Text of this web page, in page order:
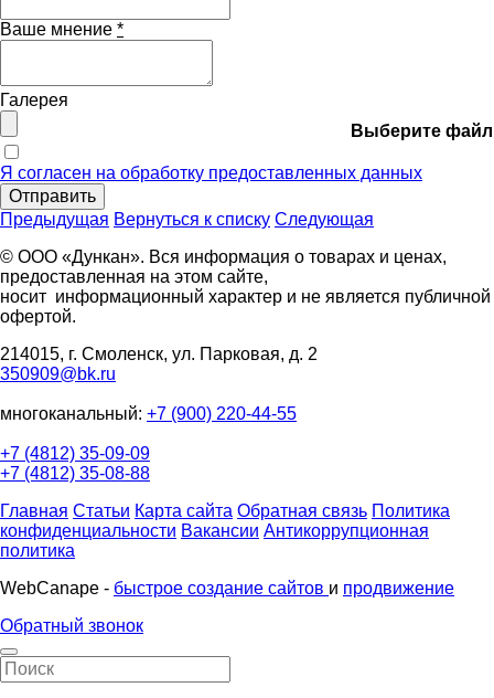
Ваше мнение *
Галерея
Выберите файл
Я согласен на обработку предоставленных данных
Отправить
Предыдущая Вернуться к списку Следующая
© ООО «Дункан». Вся информация о товарах и ценах,
предоставленная на этом сайте,
носит информационный характер и не является публичной
офертой.
214015, г. Смоленск, ул. Парковая, д. 2
350909@bk.ru
многоканальный: +7 (900) 220-44-55
+7 (4812) 35-09-09
+7 (4812) 35-08-88
Главная Статьи Карта сайта Обратная связь Политика
конфиденциальности Вакансии Антикоррупционная
политика
WebCanape - быстрое создание сайтов и продвижение
Обратный звонок